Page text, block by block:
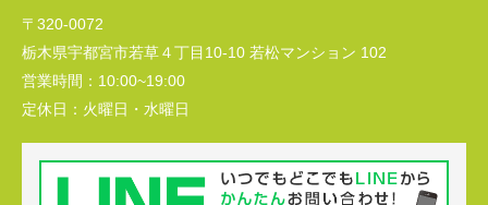
〒320-0072
栃木県宇都宮市若草４丁目10-10 若松マンション 102
営業時間： 10:00~19:00
定休日： 火曜日・水曜日